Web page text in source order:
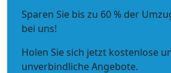
Sparen Sie bis zu 60 % der
bei uns!
Holen Sie sich jetzt kostenlose
unverbindliche Angebote.